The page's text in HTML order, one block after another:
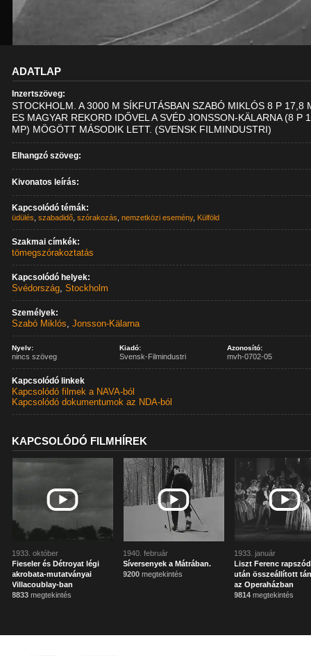
ADATLAP
Inzertszöveg:
STOCKHOLM. A 3000 M SÍKFUTÁSBAN SZABÓ MIKLÓS 8 P 17,8
ES MAGYAR REKORD IDŐVEL A SVÉD JONSSON-KÄLARNA (8 P
MP) MÖGÖTT MÁSODIK LETT. (SVENSK FILMINDUSTRI)
Elhangzó szöveg:
Kivonatos leírás:
Kapcsolódó témák:
üdülés ,szabadidő ,szórakozás ,nemzetközi esemény, Külföld
Szakmai címkék:
tömegszórakoztatás
Kapcsolódó helyek:
Svédország,Stockholm
Személyek:
Szabó Miklós,Jonsson-Kälarna
Nyelv:
nincs szöveg
Kiadó:
Svensk-Filmindustri
Azonosító:
mvh-0702-05
Kapcsolódó linkek
Kapcsolódó filmek a NAVA-ból
Kapcsolódó dokumentumok az NDA-ból
KAPCSOLÓDÓ FILMHÍREK
1933. október
Fieseler és Détroyat légi
akrobata-mutatványai
Villacoublay-ban
8833 megtekintés
1940. február
Síversenyek a Mátrában.
9200 megtekintés
1933. január
Liszt Ferenc
után összeállított
az Operaházban
9814 megtekintés